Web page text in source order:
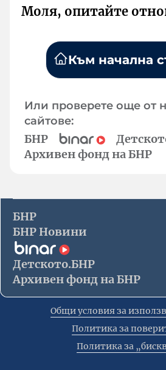
Моля, опитайте
Към начална
Или проверете още от
сайтове:
БНР
Архивен фонд на БНР
БНР
БНР Новини
Детското.БНР
Архивен фонд на БНР
Общи условия за
Политика за
Политика за